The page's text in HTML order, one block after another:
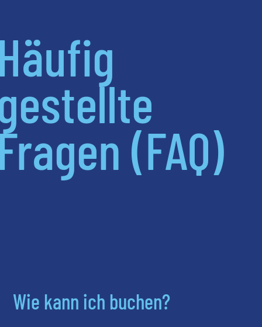
(FAQ)
Wie kann ich buchen?